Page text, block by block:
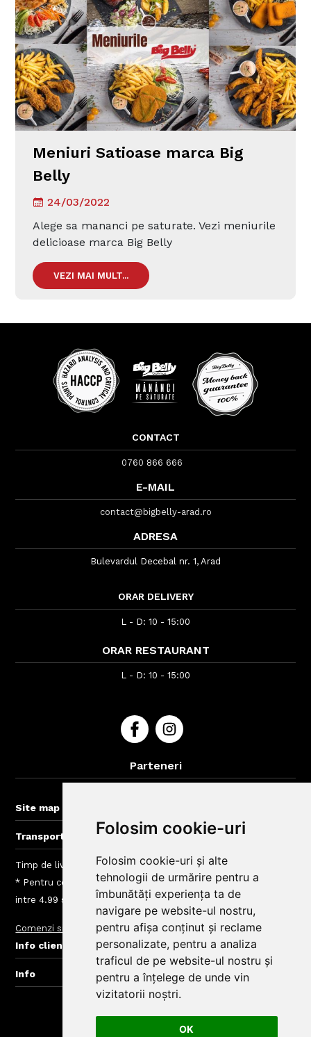
Folosim cookie-uri
Folosim cookie-uri și alte
tehnologii de urmărire pentru a
îmbunătăți experiența ta de
navigare pe website-ul nostru,
pentru afișa conținut și reclame
personalizate, pentru a analiza
traficul de pe website-ul nostru și
pentru a înțelege de unde vin
vizitatorii noștri.
OK
Meniuri Satioase marca Big
Belly
24/03/2022
Alege sa mananci pe saturate. Vezi meniurile
delicioase marca Big Belly
VEZI MAI MULT...
CONTACT
0760 866 666
E-MAIL
contact@bigbelly-arad.ro
ADRESA
Bulevardul Decebal nr. 1, Arad
ORAR DELIVERY
L - D: 10 - 15:00
ORAR RESTAURANT
L - D: 10 - 15:00
Parteneri
Site map
Transport gratuit la comenzi > 50 lei
Timp de livrare mancare Arad: intre 40 - 120 min
* Pentru comenzi mai mici de 50 Lei taxele de livrare sunt
intre 4.99 si 10 Lei, depinde de zona de livrare
Comenzi si livrare Taxe Zone de Livrare Comenzi Mancare
Info clienti BigBelly
Info